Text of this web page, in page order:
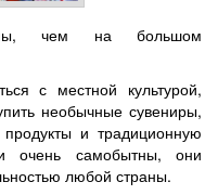
чем на большом
с местной культурой,
необычные сувениры,
и традиционную
очень самобытны, они
любой страны.